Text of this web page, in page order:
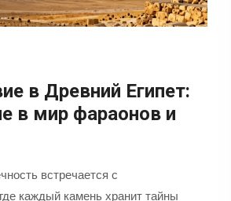
в Древний Египет:
в мир фараонов и
встречается с
каждый камень хранит тайны